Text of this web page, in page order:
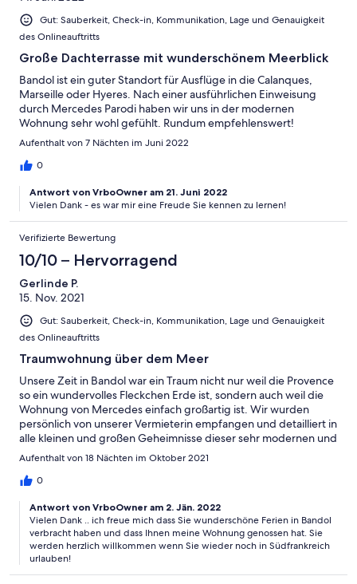
Gut: Sauberkeit, Check-in, Kommunikation, Lage und Genauigkeit
des Onlineauftritts
Große Dachterrasse mit wunderschönem Meerblick
Bandol ist ein guter Standort für Ausflüge in die Calanques,
Marseille oder Hyeres. Nach einer ausführlichen Einweisung
durch Mercedes Parodi haben wir uns in der modernen
Wohnung sehr wohl gefühlt. Rundum empfehlenswert!
Aufenthalt von 7 Nächten im Juni 2022
0
Antwort von VrboOwner am 21. Juni 2022
Vielen Dank - es war mir eine Freude Sie kennen zu lernen!
Verifizierte Bewertung
10/10 – Hervorragend
Gerlinde P.
15. Nov. 2021
Gut: Sauberkeit, Check-in, Kommunikation, Lage und Genauigkeit
des Onlineauftritts
Traumwohnung über dem Meer
Unsere Zeit in Bandol war ein Traum nicht nur weil die Provence
so ein wundervolles Fleckchen Erde ist, sondern auch weil die
Wohnung von Mercedes einfach großartig ist. Wir wurden
persönlich von unserer Vermieterin empfangen und detailliert in
alle kleinen und großen Geheimnisse dieser sehr modernen und
super-sauberen Wohnung eingewiesen. Es mangelt dort an gar
benutzt. Was man auf den Fotos natürlich nicht ermessen kann
Liegestühle aufstellen und hätte immer noch Platz...einfach
herrlich! Den Ausblick habe ich jeden Morgen kontrolliert - er ist
nicht mit Gold aufzuwiegen, so weit kann das Auge über das
Mittelmeer gleiten. Außerdem ist es total ruhig, wir haben
wunderbar geschlafen und den allesumgebenen Pinienduft
Aufenthalt von 18 Nächten im Oktober 2021
0
Antwort von VrboOwner am 2. Jän. 2022
Vielen Dank .. ich freue mich dass Sie wunderschöne Ferien in Bandol
verbracht haben und dass Ihnen meine Wohnung genossen hat. Sie
werden herzlich willkommen wenn Sie wieder noch in Südfrankreich
urlauben!